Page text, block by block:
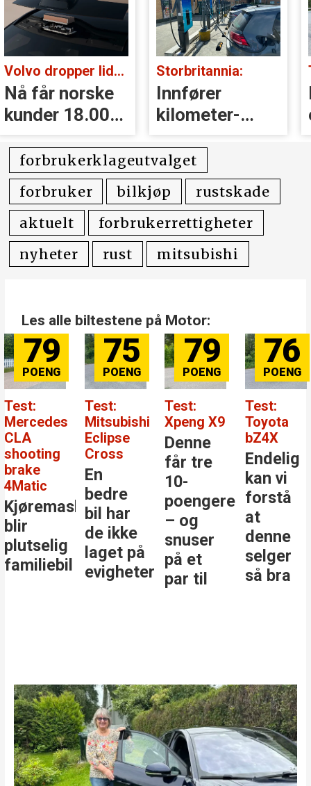
Volvo dropper lidar for godt:
Nå får norske
kunder 18.000
kr i erstatning
Storbritannia:
Innfører
kilometer­
avgift for
elbiler
forbrukerklageutvalget
forbruker
bilkjøp
rustskade
aktuelt
forbrukerrettigheter
nyheter
rust mitsubishi
Les alle biltestene på Motor:
79
Test:
Mercedes
CLA
shooting
brake
4Matic
Kjøremaskinen
blir
plutselig
familiebil
75
Test:
Mitsubishi
Eclipse
Cross
En
bedre
bil har
de ikke
laget på
evigheter
79
Test:
Xpeng X9
Denne
får tre
10-
poengere
– og
snuser
på et
par til
76
Test:
Toyota
bZ4X
Endelig
kan vi
forstå
at
denne
selger
så bra